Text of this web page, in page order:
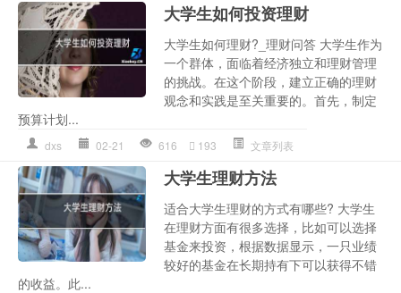
大学生如何投资理财
大学生如何理财?_理财问答 大学生作为
一个群体，面临着经济独立和理财管理
的挑战。在这个阶段，建立正确的理财
观念和实践是至关重要的。首先，制定
预算计划...
dxs 02-21 616 193 文章列表
大学生理财方法
适合大学生理财的方式有哪些? 大学生
在理财方面有很多选择，比如可以选择
基金来投资，根据数据显示，一只业绩
较好的基金在长期持有下可以获得不错
的收益。此...